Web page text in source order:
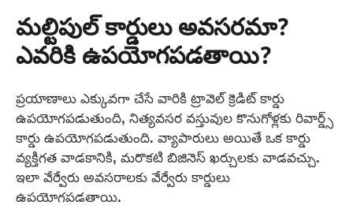
మల్టిపుల్ కార్డులు అవసరమా?
ఎవరికి ఉపయోగపడతాయి?
ప్రయాణాలు ఎక్కువగా చేసే వారికి ట్రావెల్ క్రెడిట్ కార్డు
ఉపయోగపడుతుంది, నిత్యవసర వస్తువుల కొనుగోళ్లకు రివార్డ్స్
కార్డు ఉపయోగపడుతుంది. వ్యాపారులు అయితే ఒక కార్డు
వ్యక్తిగత వాడకానికి, మరొకటి బిజినెస్ ఖర్చులకు వాడవచ్చు.
ఇలా వేర్వేరు అవసరాలకు వేర్వేరు కార్డులు
ఉపయోగపడతాయి.